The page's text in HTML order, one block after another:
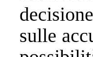
sulle